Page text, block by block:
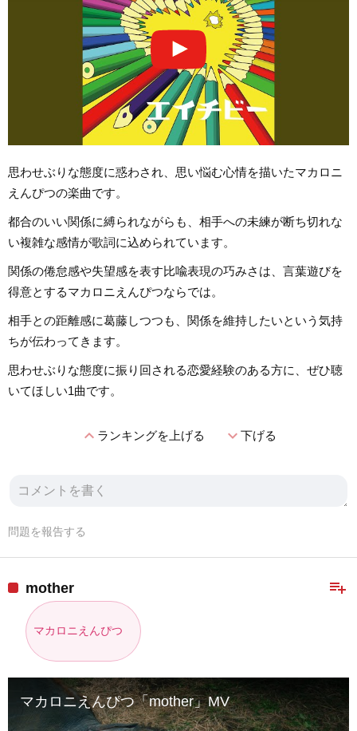
思わせぶりな態度に惑わされ、思い悩む心情を描いたマカロニ
えんぴつの楽曲です。
都合のいい関係に縛られながらも、相手への未練が断ち切れな
い複雑な感情が歌詞に込められています。
関係の倦怠感や失望感を表す比喩表現の巧みさは、言葉遊びを
得意とするマカロニえんぴつならでは。
相手との距離感に葛藤しつつも、関係を維持したいという気持
ちが伝わってきます。
思わせぶりな態度に振り回される恋愛経験のある方に、ぜひ聴
いてほしい1曲です。
expand_lessランキングを上げる expand_more下げる
問題を報告する
playlist_add
mother
マカロニえんぴつ
マカロニえんぴつ「mother」MV